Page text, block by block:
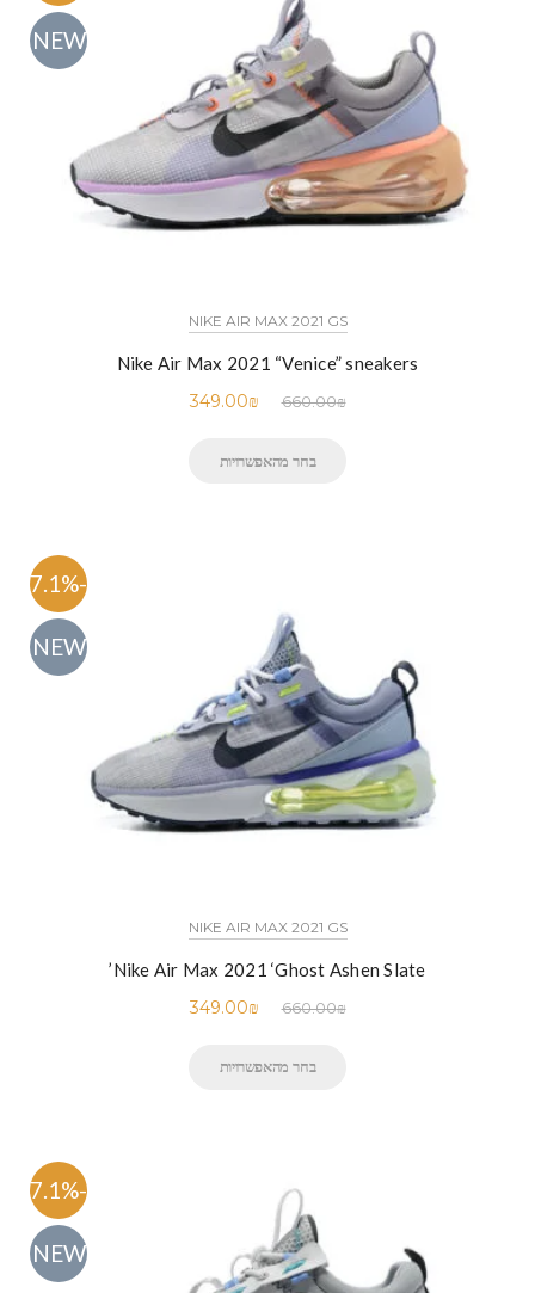
NEW
NIKE AIR MAX 2021 GS
Nike Air Max 2021 “Venice” sneakers
660.00₪
349.00₪
בחר מהאפשרויות
-47.1%
NEW
NIKE AIR MAX 2021 GS
Nike Air Max 2021 ‘Ghost Ashen Slate’
660.00₪
349.00₪
בחר מהאפשרויות
-47.1%
NEW